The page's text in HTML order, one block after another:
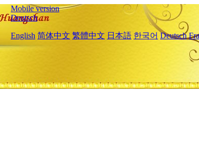
Mobile version
Deutsch
English 简体中文 繁體中文 日本語 한국어 Deutsch